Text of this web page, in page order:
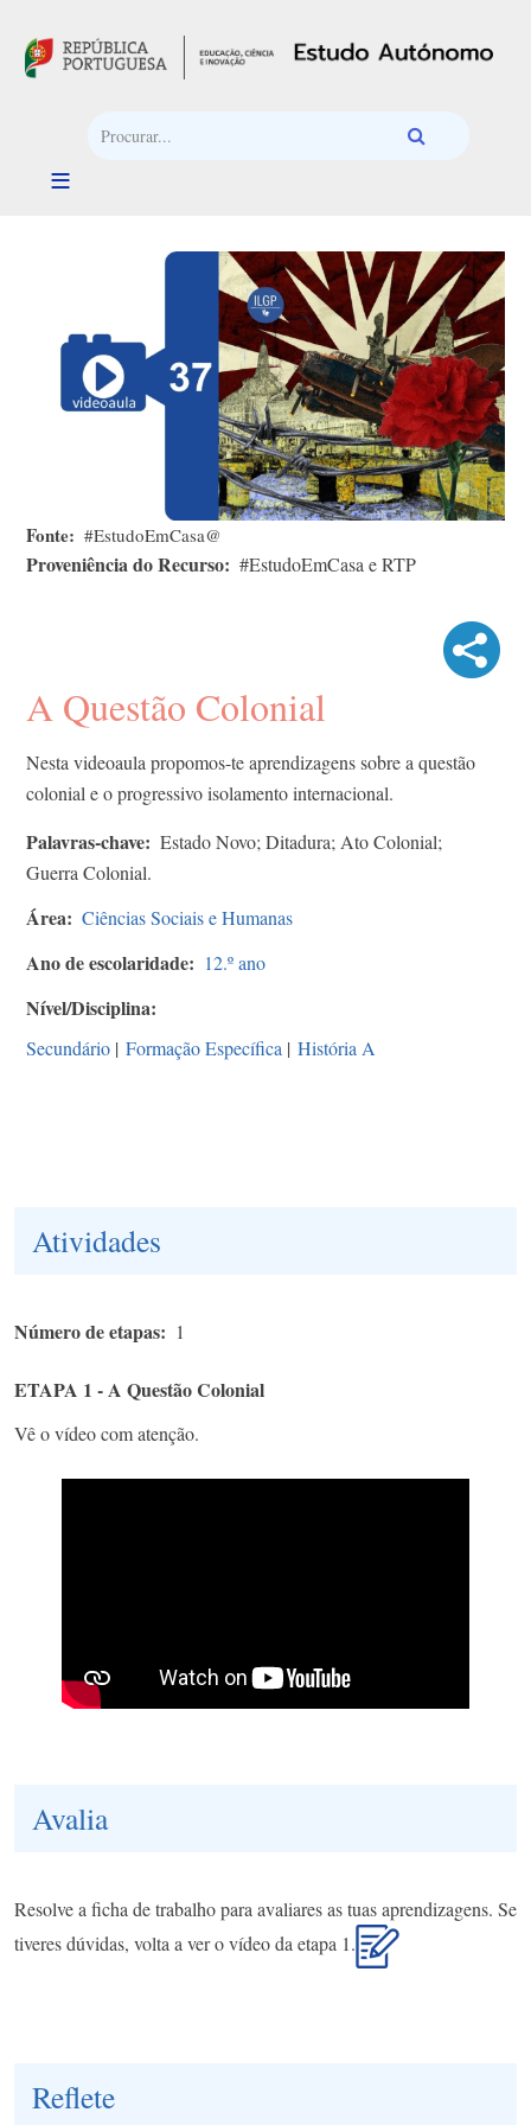
Fonte #EstudoEmCasa@
Proveniência do Recurso #EstudoEmCasa e RTP
A Questão Colonial
Nesta videoaula propomos-te aprendizagens sobre a questão
colonial e o progressivo isolamento internacional.
Palavras-chave
Estado Novo; Ditadura; Ato Colonial;
Guerra Colonial.
Área Ciências Sociais e Humanas
Ano de escolaridade 12.º ano
Nível/Disciplina
Secundário | Formação Específica | História A
Atividades
Número de etapas 1
ETAPA 1 - A Questão Colonial
Vê o vídeo com atenção.
Avalia
Resolve a ficha de trabalho para avaliares as tuas aprendizagens. Se
tiveres dúvidas, volta a ver o vídeo da etapa 1.
Reflete